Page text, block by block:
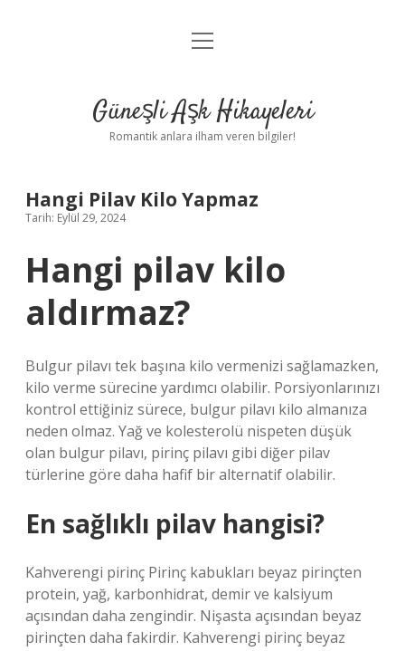
Anasayfa
Yasal Uyarı
menüyü
Güneşli Aşk Hikayeleri
Romantik anlara ilham veren bilgiler!
Hangi Pilav Kilo Yapmaz
Tarih: Eylül 29, 2024
Hangi pilav kilo
aldırmaz?
Bulgur pilavı tek başına kilo vermenizi sağlamazken,
kilo verme sürecine yardımcı olabilir. Porsiyonlarınızı
kontrol ettiğiniz sürece, bulgur pilavı kilo almanıza
neden olmaz. Yağ ve kolesterolü nispeten düşük
olan bulgur pilavı, pirinç pilavı gibi diğer pilav
türlerine göre daha hafif bir alternatif olabilir.
En sağlıklı pilav hangisi?
Kahverengi pirinç Pirinç kabukları beyaz pirinçten
protein, yağ, karbonhidrat, demir ve kalsiyum
açısından daha zengindir. Nişasta açısından beyaz
pirinçten daha fakirdir. Kahverengi pirinç beyaz